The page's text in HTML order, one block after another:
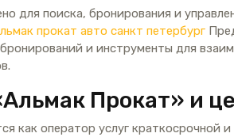
для поиска, бронирования и
прокат авто санкт петербург
и инструменты для
Прокат» и
как оператор услуг краткосрочной